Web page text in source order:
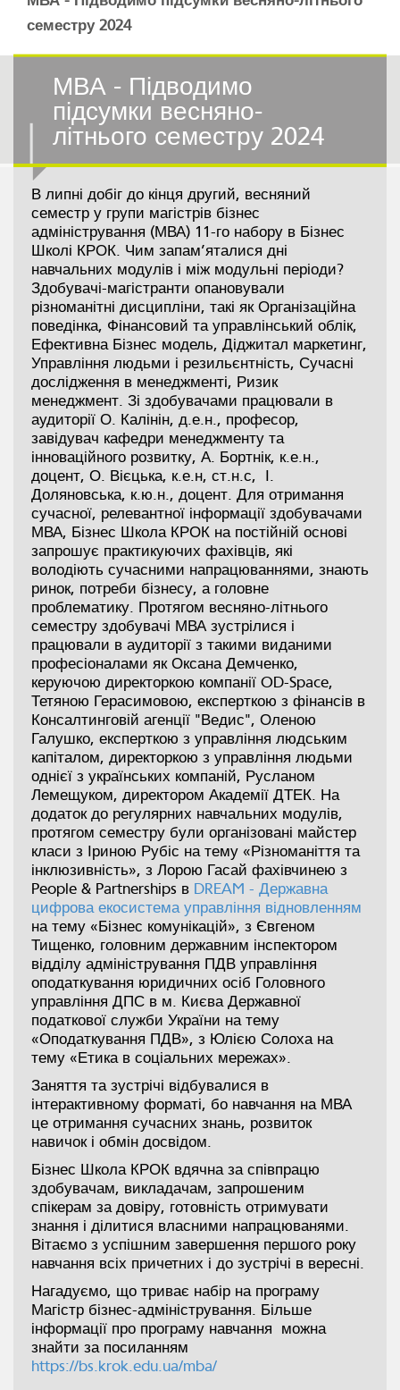
семестру 2024
МВА - Підводимо
підсумки весняно-
літнього семестру 2024
В липні добіг до кінця другий, весняний
семестр у групи магістрів бізнес
адміністрування (МВА) 11-го набору в Бізнес
Школі КРОК. Чим запам’яталися дні
навчальних модулів і між модульні періоди?
Здобувачі-магістранти опановували
різноманітні дисципліни, такі як Організаційна
поведінка, Фінансовий та управлінський облік,
Ефективна Бізнес модель, Діджитал маркетинг,
Управління людьми і резильєнтність, Сучасні
дослідження в менеджменті, Ризик
менеджмент. Зі здобувачами працювали в
аудиторії О. Калінін, д.е.н., професор,
завідувач кафедри менеджменту та
інноваційного розвитку, А. Бортнік, к.е.н.,
доцент, О. Вієцька, к.е.н, ст.н.с, І.
Доляновська, к.ю.н., доцент. Для отримання
сучасної, релевантної інформації здобувачами
МВА, Бізнес Школа КРОК на постійній основі
запрошує практикуючих фахівців, які
володіють сучасними напрацюваннями, знають
ринок, потреби бізнесу, а головне
проблематику. Протягом весняно-літнього
семестру здобувачі МВА зустрілися і
працювали в аудиторії з такими виданими
професіоналами як Оксана Демченко,
керуючою директоркою компанії OD-Space,
Тетяною Герасимовою, експерткою з фінансів в
Консалтинговій агенції "Ведис", Оленою
Галушко, експерткою з управління людським
капіталом, директоркою з управління людьми
однієї з українських компаній, Русланом
Лемещуком, директором Академії ДТЕК. На
додаток до регулярних навчальних модулів,
протягом семестру були організовані майстер
класи з Іриною Рубіс на тему «Різноманіття та
інклюзивність», з Лорою Гасай фахівчинею з
People & Partnerships в DREAM - Державна
цифрова екосистема управління відновленням
на тему «Бізнес комунікацій», з Євгеном
Тищенко, головним державним інспектором
відділу адміністрування ПДВ управління
оподаткування юридичних осіб Головного
управління ДПС в м. Києва Державної
податкової служби України на тему
«Оподаткування ПДВ», з Юлією Солоха на
тему «Етика в соціальних мережах».
Заняття та зустрічі відбувалися в
інтерактивному форматі, бо навчання на МВА
це отримання сучасних знань, розвиток
навичок і обмін досвідом.
Бізнес Школа КРОК вдячна за співпрацю
здобувачам, викладачам, запрошеним
спікерам за довіру, готовність отримувати
знання і ділитися власними напрацюванями.
Вітаємо з успішним завершення першого року
навчання всіх причетних і до зустрічі в вересні.
Нагадуємо, що триває набір на програму
Магістр бізнес-адміністрування. Більше
інформації про програму навчання можна
знайти за посиланням
https://bs.krok.edu.ua/mba/